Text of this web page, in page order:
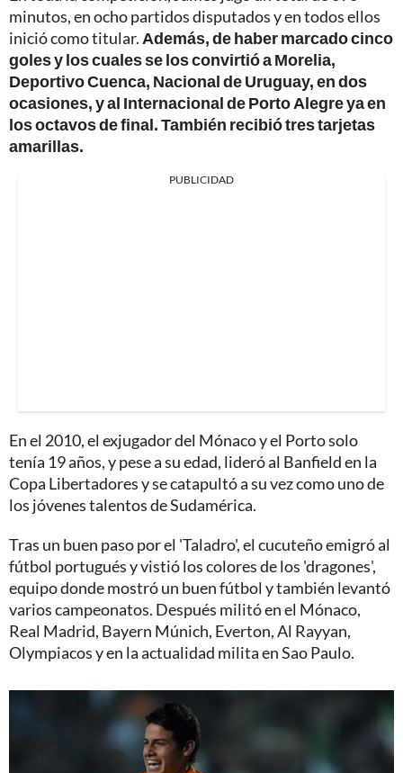
minutos, en ocho partidos disputados y en todos ellos
inició como titular. Además, de haber marcado cinco
goles y los cuales se los convirtió a Morelia,
Deportivo Cuenca, Nacional de Uruguay, en dos
ocasiones, y al Internacional de Porto Alegre ya en
los octavos de final. También recibió tres tarjetas
amarillas.
PUBLICIDAD
En el 2010, el exjugador del Mónaco y el Porto solo
tenía 19 años, y pese a su edad, lideró al Banfield en la
Copa Libertadores y se catapultó a su vez como uno de
los jóvenes talentos de Sudamérica.
Tras un buen paso por el 'Taladro', el cucuteño emigró al
fútbol portugués y vistió los colores de los 'dragones',
equipo donde mostró un buen fútbol y también levantó
varios campeonatos. Después militó en el Mónaco,
Real Madrid, Bayern Múnich, Everton, Al Rayyan,
Olympiacos y en la actualidad milita en Sao Paulo.